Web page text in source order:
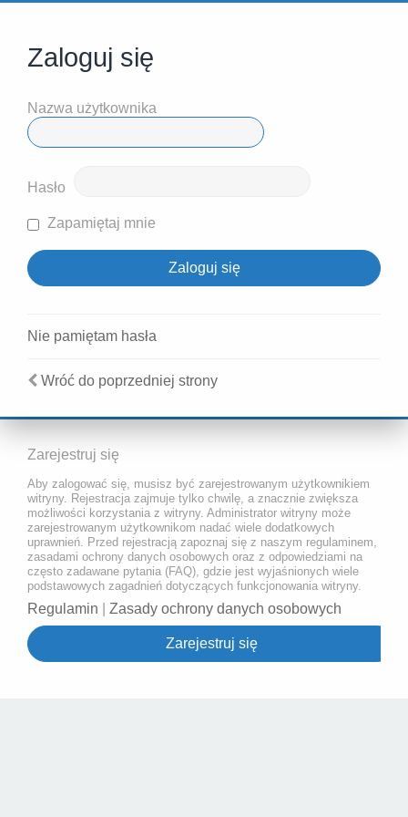
Zaloguj się
Nazwa użytkownika
Hasło
Zapamiętaj mnie
Nie pamiętam hasła
Wróć do poprzedniej strony
Zarejestruj się
Aby zalogować się, musisz być zarejestrowanym użytkownikiem
witryny. Rejestracja zajmuje tylko chwilę, a znacznie zwiększa
możliwości korzystania z witryny. Administrator witryny może
zarejestrowanym użytkownikom nadać wiele dodatkowych
uprawnień. Przed rejestracją zapoznaj się z naszym regulaminem,
zasadami ochrony danych osobowych oraz z odpowiedziami na
często zadawane pytania (FAQ), gdzie jest wyjaśnionych wiele
podstawowych zagadnień dotyczących funkcjonowania witryny.
Regulamin Zasady ochrony danych osobowych
Zarejestruj się